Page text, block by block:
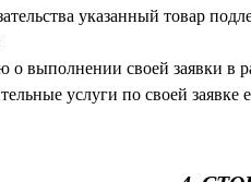
указанный товар
выполнении своей заявки в
услуги по своей заявке